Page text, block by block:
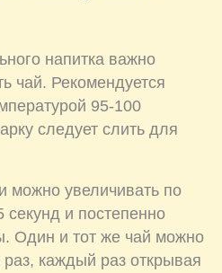
напитка важно
чай. Рекомендуется
95-100
следует слить для
можно увеличивать по
и постепенно
Один и тот же чай можно
раз, каждый раз открывая